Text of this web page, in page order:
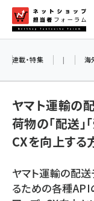
ン
amazon
楽天 (1871)
連載・特集 | 海
ヤマト運輸の
荷物の「配送」
CXを向上する
ヤマト運輸の配
るための各種API